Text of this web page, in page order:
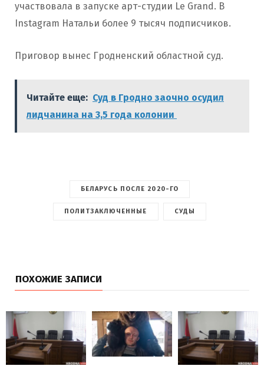
участвовала в запуске арт-студии Le Grand. В
Instagram Натальи более 9 тысяч подписчиков.
Приговор вынес Гродненский областной суд.
Читайте еще: Суд в Гродно заочно осудил
лидчанина на 3,5 года колонии
БЕЛАРУСЬ ПОСЛЕ 2020-ГО
ПОЛИТЗАКЛЮЧЕННЫЕ СУДЫ
ПОХОЖИЕ ЗАПИСИ